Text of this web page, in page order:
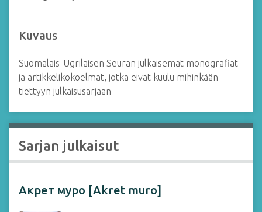
Kuvaus
Suomalais-Ugrilaisen Seuran julkaisemat monografiat
ja artikkelikokoelmat, jotka eivät kuulu mihinkään
tiettyyn julkaisusarjaan
Sarjan julkaisut
Акрет муро [Akret muro]